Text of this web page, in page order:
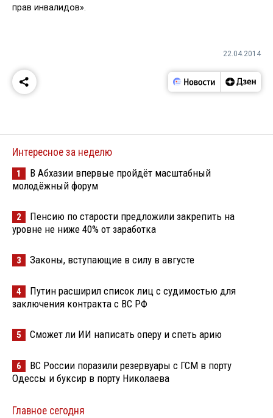
прав инвалидов».
22.04.2014
Интересное за неделю
1
В Абхазии впервые пройдёт масштабный
молодёжный форум
2
Пенсию по старости предложили закрепить на
уровне не ниже 40% от заработка
3 Законы, вступающие в силу в августе
4
Путин расширил список лиц с судимостью для
заключения контракта с ВС РФ
5 Сможет ли ИИ написать оперу и спеть арию
6
ВС России поразили резервуары с ГСМ в порту
Одессы и буксир в порту Николаева
Главное сегодня